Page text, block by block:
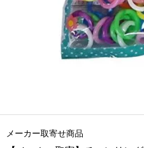
メーカー取寄せ商品